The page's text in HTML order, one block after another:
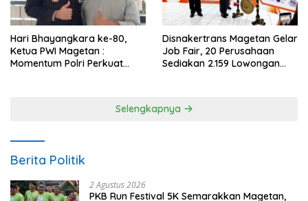
Hari Bhayangkara ke-80,
Ketua PWI Magetan :
Momentum Polri Perkuat
Disnakertrans Magetan Gelar
Job Fair, 20 Perusahaan
Sediakan 2.159 Lowongan
Selengkapnya
Berita Politik
2 Agustus 2026
PKB Run Festival 5K Semarakkan Magetan,